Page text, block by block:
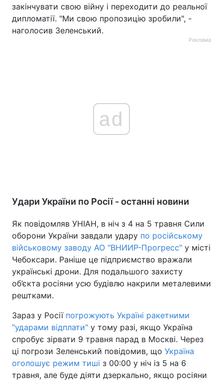
закінчувати свою війну і переходити до реальної
дипломатії. "Ми свою пропозицію зробили", -
наголосив Зеленський.
Реклама
ad
Удари України по Росії - останні новини
Як повідомляв УНІАН, в ніч з 4 на 5 травня Сили
оборони України завдали удару по російському
військовому заводу АО "ВНИИР-Прогресс" у місті
Чебоксари. Раніше це підприємство вражали
українські дрони. Для подальшого захисту
об’єкта росіяни усю будівлю накрили металевими
рештками.
Зараз у Росії погрожують Україні ракетними
"ударами відплати" у тому разі, якщо Україна
спробує зірвати 9 травня парад в Москві. Через
ці погрози Зеленський повідомив, що Україна
оголошує режим тиші з 00:00 у ніч із 5 на 6
травня, але буде діяти дзеркально, якщо росіяни